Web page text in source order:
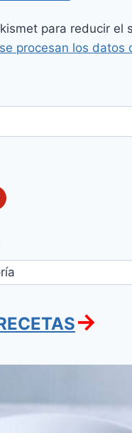
para reducir el
procesan los datos
→